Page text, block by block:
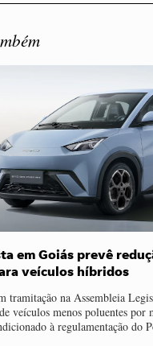
em Goiás prevê
veículos híbridos
tramitação na Assembleia
veículos menos poluentes por
à regulamentação do